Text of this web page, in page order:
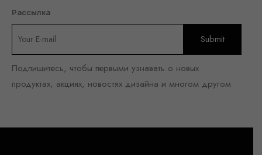
Рассылка
Подпишитесь, чтобы первыми узнавать о новых
продуктах, акциях, новостях дизайна и многом другом